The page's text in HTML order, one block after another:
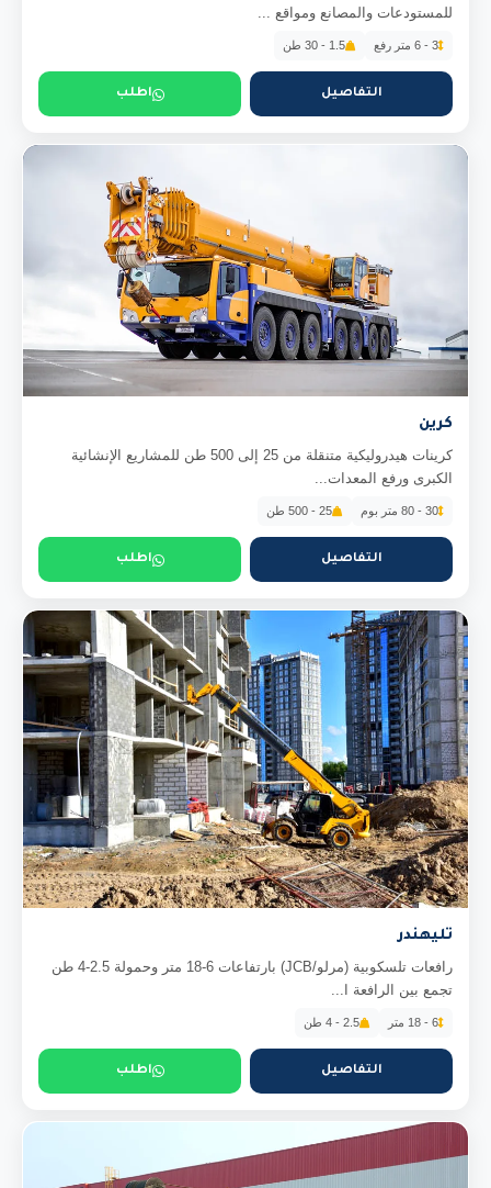
للمستودعات والمصانع ومواقع ...
3 - 6 متر رفع 1.5 - 30 طن
التفاصيل اطلب
كرين
كرينات هيدروليكية متنقلة من 25 إلى 500 طن للمشاريع الإنشائية
الكبرى ورفع المعدات...
30 - 80 متر بوم 25 - 500 طن
التفاصيل اطلب
تليهندر
رافعات تلسكوبية (مرلو/JCB) بارتفاعات 6-18 متر وحمولة 2.5-4 طن
تجمع بين الرافعة ا...
6 - 18 متر 2.5 - 4 طن
التفاصيل اطلب